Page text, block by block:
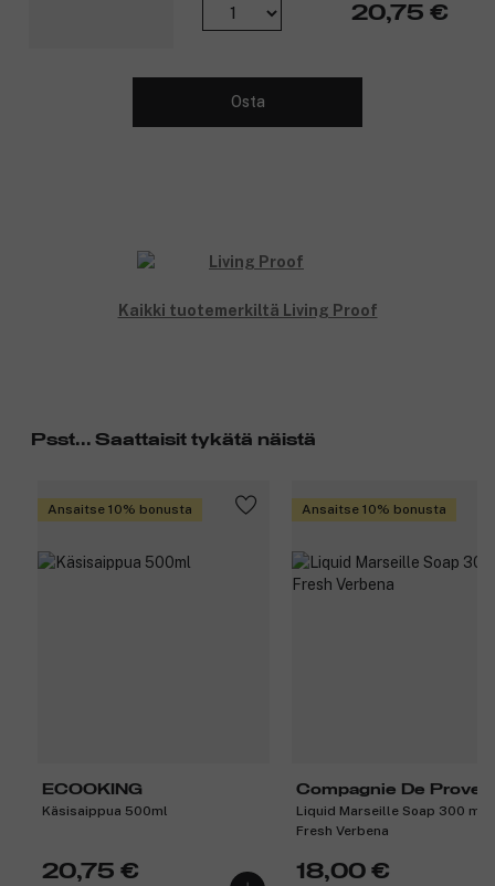
20,75 €
Osta
Kaikki tuotemerkiltä Living Proof
Psst... Saattaisit tykätä näistä
Ansaitse 10% bonusta
ECOOKING
Käsisaippua 500ml
20,75 €
Ansaitse 10% bonusta
Compagnie De
Liquid Marseille Soap 300 ml –
Fresh Verbena
18,00 €